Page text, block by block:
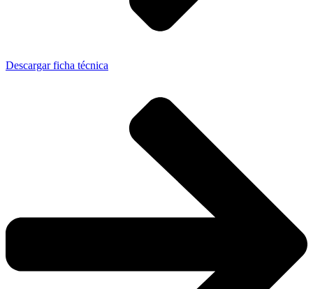
Descargar ficha técnica